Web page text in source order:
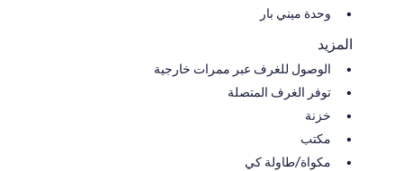
وحدة ميني بار
المزيد
الوصول للغرف عبر ممرات خارجية
توفر الغرف المتصلة
خزنة
مكتب
مكواة/طاولة كي